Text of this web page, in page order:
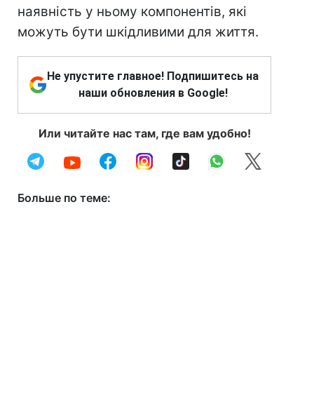
наявність у ньому компонентів, які
можуть бути шкідливими для життя.
Не упустите главное! Подпишитесь на
наши обновления в Google!
Или читайте нас там, где вам удобно!
Больше по теме: